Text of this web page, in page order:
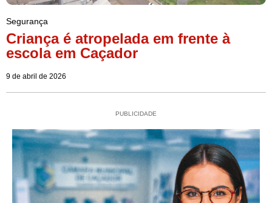
Segurança
Criança é atropelada em frente à
escola em Caçador
9 de abril de 2026
PUBLICIDADE